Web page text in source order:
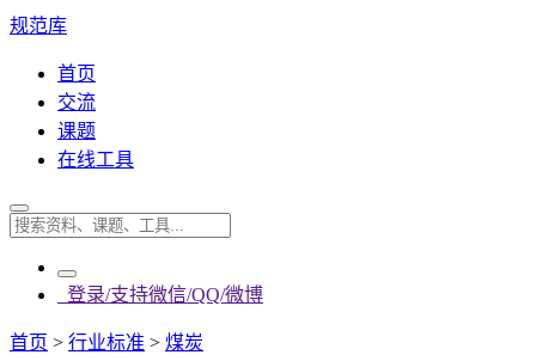
规范库
首页
交流
课题
在线工具
登录/支持微信/QQ/微博
首页 > 行业标准 > 煤炭